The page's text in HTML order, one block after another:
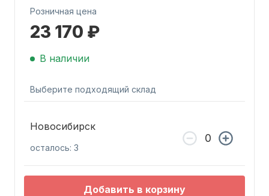
Запчасти для ПЛМ
Розничная цена
23 170 ₽
В наличии
Выберите подходящий склад
Новосибирск
осталось: 3
Добавить в корзину